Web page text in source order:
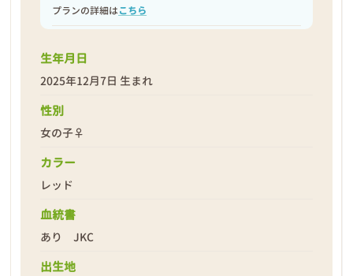
プランの詳細はこちら
生年月日
2025年12月7日 生まれ
性別
女の子♀
カラー
レッド
血統書
あり JKC
出生地